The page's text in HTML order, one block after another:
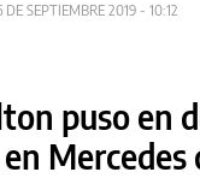
DE SEPTIEMBRE 2019 - 10:12
puso en
Mercedes